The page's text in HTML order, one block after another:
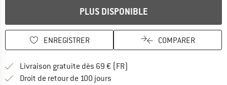
PLUS DISPONIBLE
ENREGISTRER COMPARER
Livraison gratuite dès 69 € (FR)
Droit de retour de 100 jours